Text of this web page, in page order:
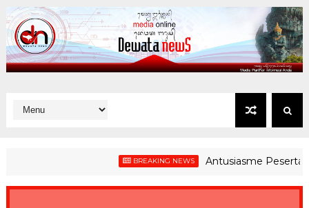
BREAKING NEWS Antusiasme Peserta Gerak